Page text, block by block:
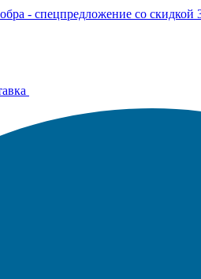
- спецпредложение со скидкой